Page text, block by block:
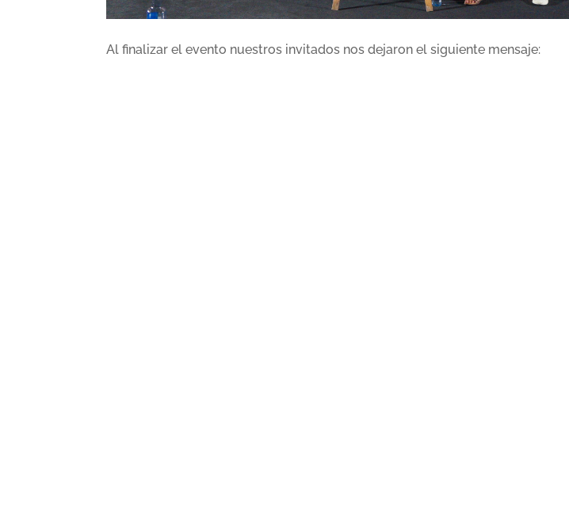
Al finalizar el evento nuestros invitados nos dejaron el siguiente mensaje: